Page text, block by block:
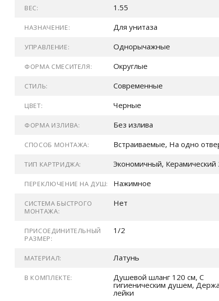
ВЕС: 1.55
НАЗНАЧЕНИЕ: Для унитаза
УПРАВЛЕНИЕ: Однорычажные
ФОРМА СМЕСИТЕЛЯ: Округлые
СТИЛЬ: Современные
ЦВЕТ: Черные
ФОРМА ИЗЛИВА: Без излива
СПОСОБ МОНТАЖА: Встраиваемые, На одно
ТИП КАРТРИДЖА: Экономичный, Керамический
ПЕРЕКЛЮЧЕНИЕ НА ДУШ: Нажимное
СИСТЕМА БЫСТРОГО
МОНТАЖА:
Нет
ПРИСОЕДИНИТЕЛЬНЫЙ
РАЗМЕР:
1/2
МАТЕРИАЛ: Латунь
В КОМПЛЕКТЕ:
Душевой шланг 120 см, С
гигиеническим душем,
лейки